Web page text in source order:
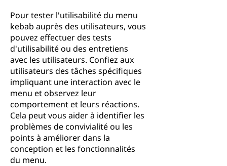
Pour tester l'utilisabilité du menu
kebab auprès des utilisateurs, vous
pouvez effectuer des tests
d'utilisabilité ou des entretiens
avec les utilisateurs. Confiez aux
utilisateurs des tâches spécifiques
impliquant une interaction avec le
menu et observez leur
comportement et leurs réactions.
Cela peut vous aider à identifier les
problèmes de convivialité ou les
points à améliorer dans la
conception et les fonctionnalités
du menu.